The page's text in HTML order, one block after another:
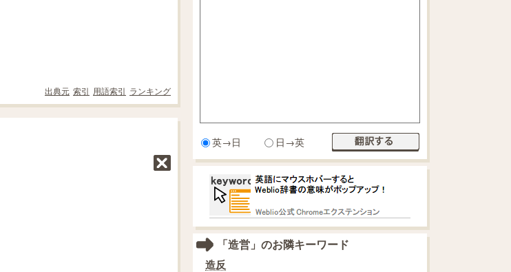
出典元 索引 用語索引 ランキング
英→日 日→英
「造営」のお隣キーワード
造反